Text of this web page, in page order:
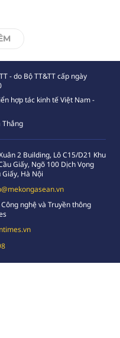
- do Bộ TT&TT cấp ngày
hợp tác kinh tế Việt Nam -
Thắng
2 Building, Lô C15/D21 Khu
Giấy, Ngõ 100 Dịch Vọng
Giấy, Hà Nội
Công nghệ và Truyền thông